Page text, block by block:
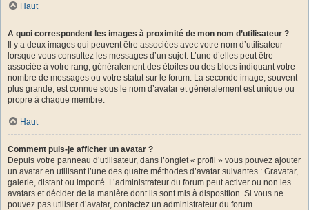
Haut
A quoi correspondent les images à proximité de mon nom d’utilisateur ?
Il y a deux images qui peuvent être associées avec votre nom d’utilisateur
lorsque vous consultez les messages d’un sujet. L’une d’elles peut être
associée à votre rang, généralement des étoiles ou des blocs indiquant votre
nombre de messages ou votre statut sur le forum. La seconde image, souvent
plus grande, est connue sous le nom d’avatar et généralement est unique ou
propre à chaque membre.
Haut
Comment puis-je afficher un avatar ?
Depuis votre panneau d’utilisateur, dans l’onglet « profil » vous pouvez ajouter
un avatar en utilisant l’une des quatre méthodes d’avatar suivantes : Gravatar,
galerie, distant ou importé. L’administrateur du forum peut activer ou non les
avatars et décider de la manière dont ils sont mis à disposition. Si vous ne
pouvez pas utiliser d’avatar, contactez un administrateur du forum.